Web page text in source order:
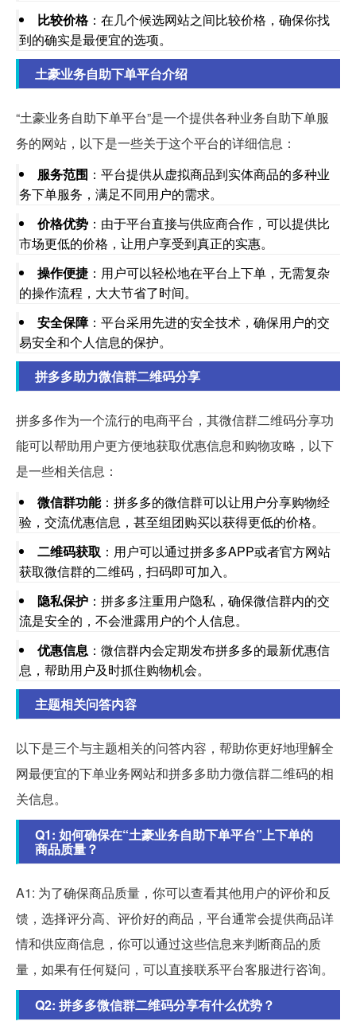
比较价格：在几个候选网站之间比较价格，确保你找
到的确实是最便宜的选项。
土豪业务自助下单平台介绍
“土豪业务自助下单平台”是一个提供各种业务自助下单服
务的网站，以下是一些关于这个平台的详细信息：
服务范围 ：平台提供从虚拟商品到实体商品的多种业
务下单服务，满足不同用户的需求。
价格优势 ：由于平台直接与供应商合作，可以提供比
市场更低的价格，让用户享受到真正的实惠。
操作便捷 ：用户可以轻松地在平台上下单，无需复杂
的操作流程，大大节省了时间。
安全保障：平台采用先进的安全技术，确保用户的交
易安全和个人信息的保护。
拼多多助力微信群二维码分享
拼多多作为一个流行的电商平台，其微信群二维码分享功
能可以帮助用户更方便地获取优惠信息和购物攻略，以下
是一些相关信息：
微信群功能：拼多多的微信群可以让用户分享购物经
验，交流优惠信息，甚至组团购买以获得更低的价格。
二维码获取 ：用户可以通过拼多多APP或者官方网站
获取微信群的二维码，扫码即可加入。
隐私保护 ：拼多多注重用户隐私，确保微信群内的交
流是安全的，不会泄露用户的个人信息。
优惠信息 ：微信群内会定期发布拼多多的最新优惠信
息，帮助用户及时抓住购物机会。
主题相关问答内容
以下是三个与主题相关的问答内容，帮助你更好地理解全
网最便宜的下单业务网站和拼多多助力微信群二维码的相
关信息。
Q1: 如何确保在“土豪业务自助下单平台”上下单的
商品质量？
A1: 为了确保商品质量，你可以查看其他用户的评价和反
馈，选择评分高、评价好的商品，平台通常会提供商品详
情和供应商信息，你可以通过这些信息来判断商品的质
量，如果有任何疑问，可以直接联系平台客服进行咨询。
Q2: 拼多多微信群二维码分享有什么优势？